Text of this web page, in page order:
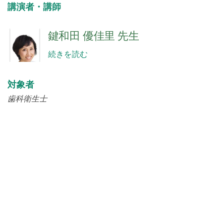
講演者・講師
鍵和田 優佳里 先生
続きを読む
対象者
歯科衛生士